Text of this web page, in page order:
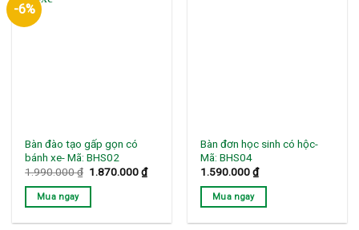
-6%
Bàn đào tạo gấp gọn có
bánh xe- Mã: BHS02
1.990.000₫ Giá
là:
1.870.000₫Giá
hiện
Mua ngay
Bàn đơn học sinh có hộc-
Mã: BHS04
1.590.000₫
Mua ngay